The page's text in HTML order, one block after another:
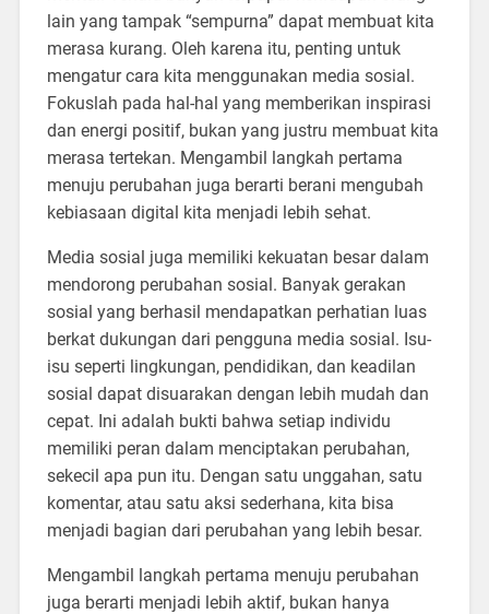
lain yang tampak “sempurna” dapat membuat kita
merasa kurang. Oleh karena itu, penting untuk
mengatur cara kita menggunakan media sosial.
Fokuslah pada hal-hal yang memberikan inspirasi
dan energi positif, bukan yang justru membuat kita
merasa tertekan. Mengambil langkah pertama
menuju perubahan juga berarti berani mengubah
kebiasaan digital kita menjadi lebih sehat.
Media sosial juga memiliki kekuatan besar dalam
mendorong perubahan sosial. Banyak gerakan
sosial yang berhasil mendapatkan perhatian luas
berkat dukungan dari pengguna media sosial. Isu-
isu seperti lingkungan, pendidikan, dan keadilan
sosial dapat disuarakan dengan lebih mudah dan
cepat. Ini adalah bukti bahwa setiap individu
memiliki peran dalam menciptakan perubahan,
sekecil apa pun itu. Dengan satu unggahan, satu
komentar, atau satu aksi sederhana, kita bisa
menjadi bagian dari perubahan yang lebih besar.
Mengambil langkah pertama menuju perubahan
juga berarti menjadi lebih aktif, bukan hanya